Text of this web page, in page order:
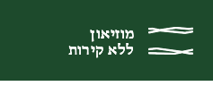
מוזיאון
ללא קירות
מוזיאון
ללא קירות